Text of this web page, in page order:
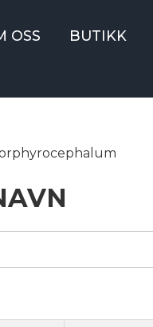
OSS BUTIKK